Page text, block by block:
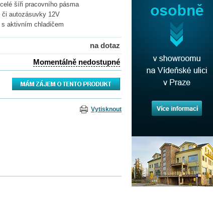
šíři pracovního pásma
autozásuvky 12V
aktivním chladičem
na dotaz
Momentálně nedostupné
Vytisknout